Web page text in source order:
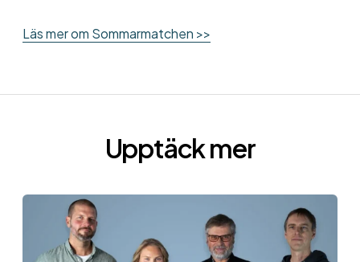
Läs mer om Sommarmatchen >>
Upptäck mer